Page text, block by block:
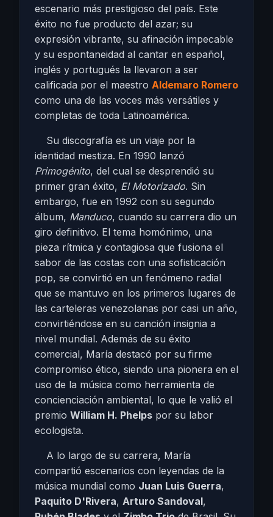
escenario más prestigioso del país. Este
éxito no fue producto del azar; su
expresión vibrante, su afinación impecable
y su espontaneidad al cantar en español,
inglés y portugués la llevaron a ser
calificada por el maestro Aldemaro Romero
como una de las voces más versátiles y
completas de toda Latinoamérica.
Su discografía es un viaje por la
identidad mestiza. En 1990 lanzó
Primogénito, del cual se desprendió su
primer gran éxito, El Motorizado. Sin
embargo, fue en 1992 con su segundo
álbum, Manduco, cuando su carrera dio un
giro definitivo. El tema homónimo, una
pieza rítmica y contagiosa que fusiona el
sabor de las costas con una sofisticación
pop, se convirtió en un fenómeno radial
que se mantuvo en los primeros lugares de
las carteleras venezolanas por casi un año,
convirtiéndose en su canción insignia a
nivel mundial. Además de su éxito
comercial, María destacó por su firme
compromiso ético, siendo una pionera en el
uso de la música como herramienta de
concienciación ambiental, lo que le valió el
premio William H. Phelps por su labor
ecologista.
A lo largo de su carrera, María
compartió escenarios con leyendas de la
música mundial como Juan Luis Guerra,
Paquito D'Rivera, Arturo Sandoval,